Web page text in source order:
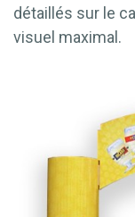
détaillés sur le
visuel maximal.